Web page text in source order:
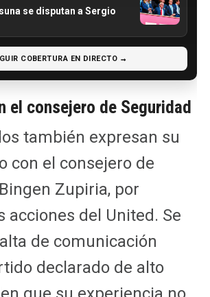
se disputan a Sergio
COBERTURA EN DIRECTO →
el consejero de Seguridad
también expresan su
con el consejero de
Zupiria, por
acciones del United. Se
de comunicación
declarado de alto